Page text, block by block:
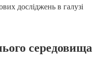
досліджень в галузі
середовища